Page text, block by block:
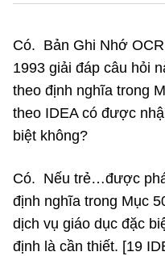
Có. Bản Ghi Nhớ
1993 giải đáp câu hỏi
theo định nghĩa trong
theo IDEA có được
biệt không?
Có. Nếu trẻ…được
định nghĩa trong Mục
dịch vụ giáo dục đặc
định là cần thiết. [19